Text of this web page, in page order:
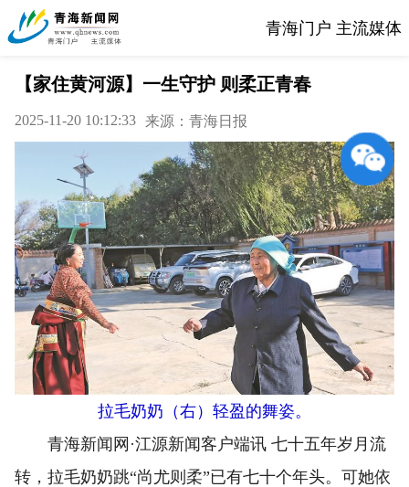
青海门户 主流媒体
【家住黄河源】一生守护 则柔正青春
2025-11-20 10:12:33 来源：青海日报
拉毛奶奶（右）轻盈的舞姿。
青海新闻网·江源新闻客户端讯 七十五年岁月流
转，拉毛奶奶跳“尚尤则柔”已有七十个年头。可她依